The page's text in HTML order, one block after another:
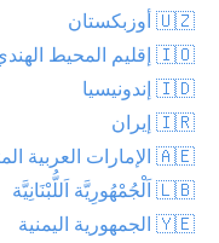
🇺🇿 أوزبكستان
🇮🇴 إقليم المحيط الهندي البريطاني
🇮🇩 إندونيسيا
🇮🇷 إيران
🇦🇪 الإمارات العربية المتحدة
🇱🇧 اَلْجُمْهُورِيَّة اَللُّبْنَانِيَّة
🇾🇪 الجمهورية اليمنية